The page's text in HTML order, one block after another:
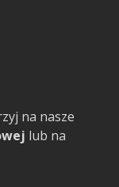
na nasze
lub na